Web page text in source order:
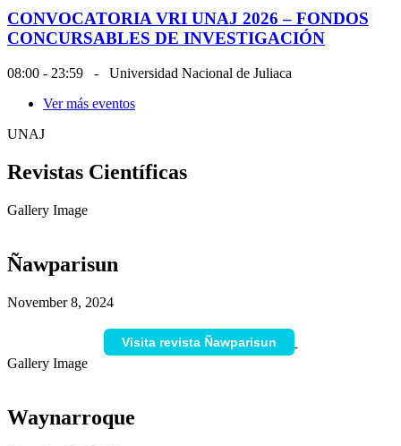
CONVOCATORIA VRI UNAJ 2026 – FONDOS
CONCURSABLES DE INVESTIGACIÓN
08:00 - 23:59 -
Universidad Nacional de Juliaca
Ver más eventos
UNAJ
Revistas Científicas
Gallery Image
Ñawparisun
November 8, 2024
Visita revista Ñawparisun
Gallery Image
Waynarroque